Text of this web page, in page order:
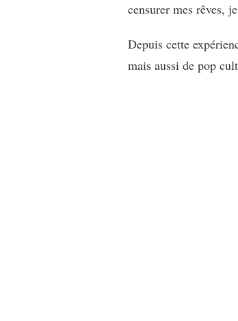
censurer mes rêves,
Depuis cette
mais aussi de pop